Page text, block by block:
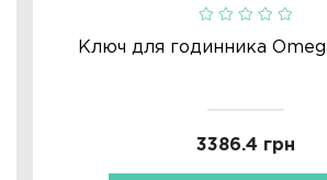
Ключ для годинника
3386.4 грн